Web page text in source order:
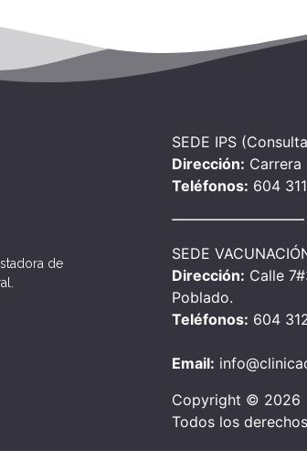
de
SEDE IPS
Dirección:
Teléfonos: 604
SEDE
Dirección: Calle
Poblado.
Teléfonos: 604
Email:
Copyright © 2026
Todos los